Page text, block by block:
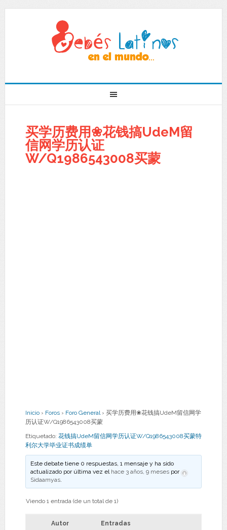
买学历费用❀花钱搞UdeM留
信网学历认证
W/Q1986543008买蒙
Inicio › Foros › Foro General › 买学历费用❀花钱搞UdeM留信网学
历认证W/Q1986543008买蒙
Etiquetado: 花钱搞UdeM留信网学历认证W/Q1986543008买蒙特
利尔大学毕业证书成绩单
Este debate tiene 0 respuestas, 1 mensaje y ha sido
actualizado por última vez el hace 3 años, 9 meses por
Sidaamyas.
Viendo 1 entrada (de un total de 1)
Autor Entradas